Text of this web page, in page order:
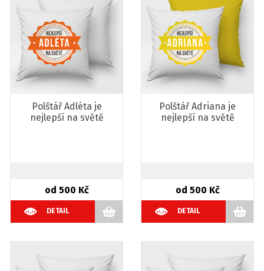
Polštář Adléta je
nejlepší na světě
od 500 Kč
DETAIL
Polštář Adriana je
nejlepší na světě
od 500 Kč
DETAIL